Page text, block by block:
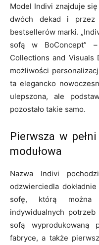
Model Indivi znajduje
dwóch dekad i
bestsellerów marki.
sofą w BoConcept”
Collections and Visuals
możliwości
ta elegancko
ulepszona, ale
pozostało takie samo.
Pierwsza w
modułowa
Nazwa Indivi
odzwierciedla
sofę, którą można
indywidualnych
sofą wyprodukowaną
fabryce, a także